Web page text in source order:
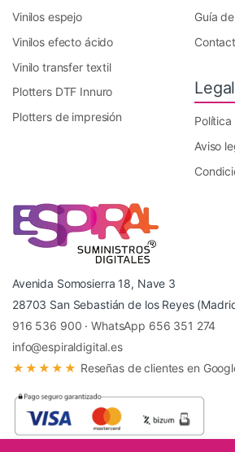
Vinilos espejo
Vinilos efecto ácido
Vinilo transfer textil
Plotters DTF Innuro
Plotters de impresión
Guía
Legal
Aviso
Avenida Somosierra 18, Nave 3
28703 San Sebastián de los Reyes
916 536 900 ·WhatsApp 656 351 274
info@espiraldigital.es
★★★★★ Reseñas de clientes en